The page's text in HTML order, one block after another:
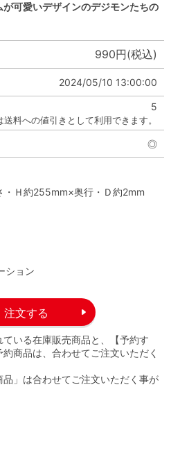
可愛いデザインのデジモンたちの
990円(税込)
2024/05/10 13:00:00
5
料への値引きとして利用できます。
◎
Ｈ約255mm×奥行・Ｄ約2mm
ション
ている在庫販売商品と、【予約す
商品は、合わせてご注文いただく
」は合わせてご注文いただく事が